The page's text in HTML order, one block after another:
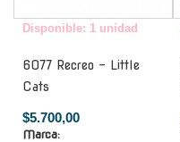
Disponible: 1 unidad
6077 Recreo - Little
Cats
$5.700,00
Marca: